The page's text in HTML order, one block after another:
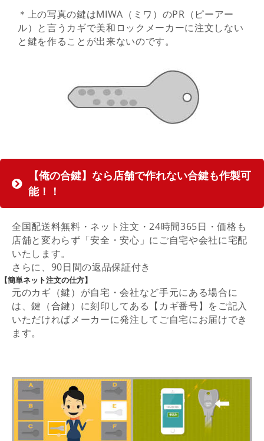
＊上の写真の鍵はMIWA（ミワ）のPR（ピーアー
ル）と言うカギで美和ロックメーカーに注文しない
と鍵を作ることが出来ないのです。
【俺の合鍵】なら店舗で作れない合鍵も作製可
能！！
全国配送料無料・ネット注文・24時間365日・価格も
店舗と変わらず「安全・安心」にご自宅や会社に宅配
いたします。
さらに、90日間の返品保証付き
【簡単ネット注文の仕方】
元のカギ（鍵）が自宅・会社など手元にある場合に
は、鍵（合鍵）に刻印してある【カギ番号】をご記入
いただければメーカーに発注してご自宅にお届けでき
ます。